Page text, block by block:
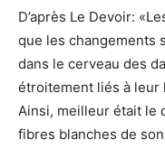
D’après Le Devoir:
que les changements
dans le cerveau des
étroitement liés à leur
Ainsi, meilleur était le
fibres blanches de